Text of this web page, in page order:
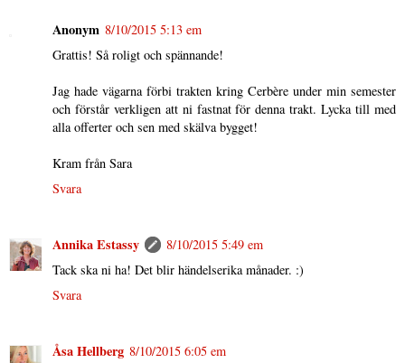
Anonym 8/10/2015 5:13 em
Grattis! Så roligt och spännande!
Jag hade vägarna förbi trakten kring Cerbère under min semester
och förstår verkligen att ni fastnat för denna trakt. Lycka till med
alla offerter och sen med skälva bygget!
Kram från Sara
Svara
Annika Estassy
8/10/2015 5:49 em
Tack ska ni ha! Det blir händelserika månader. :)
Svara
Åsa Hellberg 8/10/2015 6:05 em